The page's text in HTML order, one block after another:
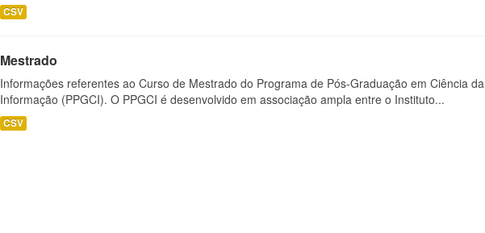
CSV
Mestrado
Informações referentes ao Curso de Mestrado do Programa de Pós-Graduação em Ciência da
Informação (PPGCI). O PPGCI é desenvolvido em associação ampla entre o Instituto...
CSV